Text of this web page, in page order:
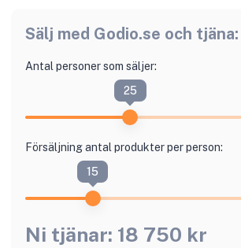
Sälj med Godio.se och tjäna:
Antal personer som säljer:
25
Försäljning antal produkter per person:
15
Ni tjänar: 18 750 kr